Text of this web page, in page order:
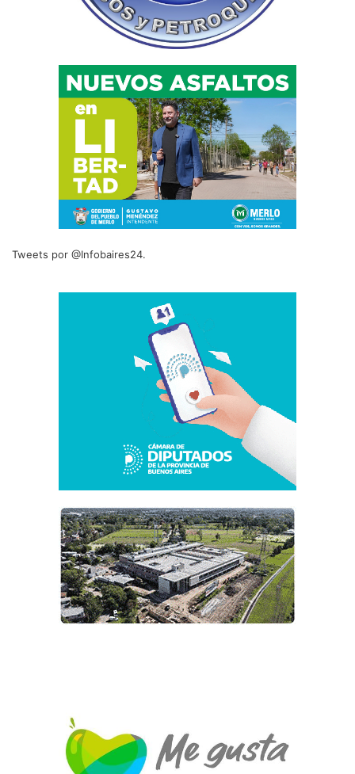
Tweets por @Infobaires24.